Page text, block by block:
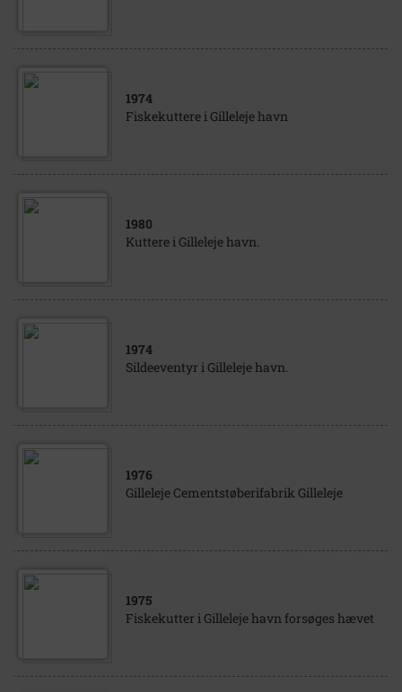
1974
Fiskekuttere i Gilleleje havn
1980
Kuttere i Gilleleje havn.
1974
Sildeeventyr i Gilleleje havn.
1976
Gilleleje Cementstøberifabrik Gilleleje
1975
Fiskekutter i Gilleleje havn forsøges hævet